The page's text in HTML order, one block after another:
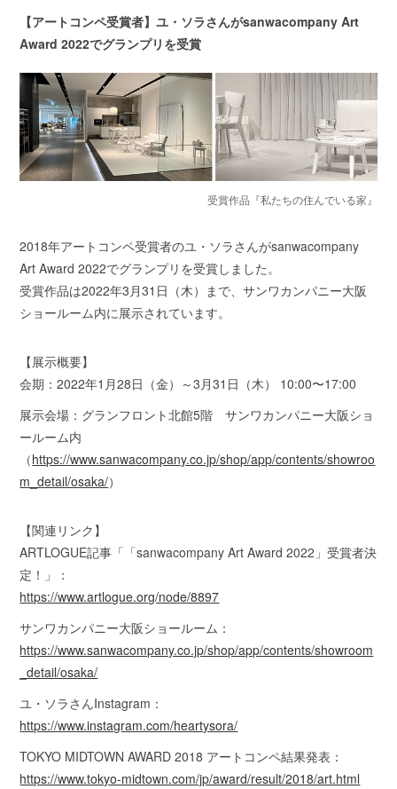
【アートコンペ受賞者】ユ・ソラさんがsanwacompany Art
Award 2022でグランプリを受賞
受賞作品『私たちの住んでいる家』
2018年アートコンペ受賞者のユ・ソラさんがsanwacompany
Art Award 2022でグランプリを受賞しました。
受賞作品は2022年3月31日（木）まで、サンワカンパニー大阪
ショールーム内に展示されています。
【展示概要】
会期：2022年1月28日（金）～3月31日（木） 10:00〜17:00
展示会場：グランフロント北館5階 サンワカンパニー大阪ショ
ールーム内
（https://www.sanwacompany.co.jp/shop/app/contents/showroo
m_detail/osaka/）
【関連リンク】
ARTLOGUE記事「「sanwacompany Art Award 2022」受賞者決
定！」：
https://www.artlogue.org/node/8897
サンワカンパニー大阪ショールーム：
https://www.sanwacompany.co.jp/shop/app/contents/showroom
_detail/osaka/
ユ・ソラさんInstagram：
https://www.instagram.com/heartysora/
TOKYO MIDTOWN AWARD 2018 アートコンペ結果発表：
https://www.tokyo-midtown.com/jp/award/result/2018/art.html